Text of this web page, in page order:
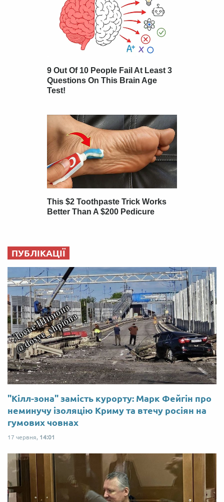
ПУБЛІКАЦІЇ
"Кілл-зона" замість курорту: Марк Фейгін про
неминучу ізоляцію Криму та втечу росіян на
гумових човнах
17 червня, 14:01